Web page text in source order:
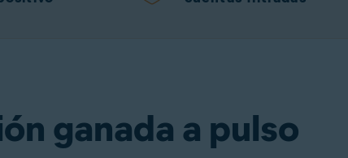
ganada a pulso